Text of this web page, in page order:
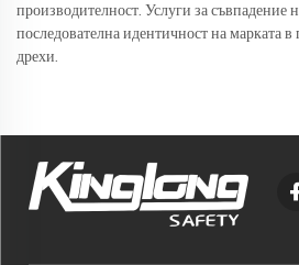
производителност. Услуги за съвпадение
последователна идентичност на марката
дрехи.